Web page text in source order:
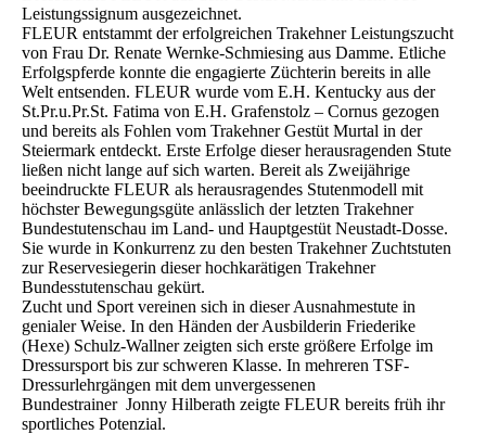
Leistungssignum ausgezeichnet.
FLEUR entstammt der erfolgreichen Trakehner Leistungszucht
von Frau Dr. Renate Wernke-Schmiesing aus Damme. Etliche
Erfolgspferde konnte die engagierte Züchterin bereits in alle
Welt entsenden. FLEUR wurde vom E.H. Kentucky aus der
St.Pr.u.Pr.St. Fatima von E.H. Grafenstolz – Cornus gezogen
und bereits als Fohlen vom Trakehner Gestüt Murtal in der
Steiermark entdeckt. Erste Erfolge dieser herausragenden Stute
ließen nicht lange auf sich warten. Bereit als Zweijährige
beeindruckte FLEUR als herausragendes Stutenmodell mit
höchster Bewegungsgüte anlässlich der letzten Trakehner
Bundestutenschau im Land- und Hauptgestüt Neustadt-Dosse.
Sie wurde in Konkurrenz zu den besten Trakehner Zuchtstuten
zur Reservesiegerin dieser hochkarätigen Trakehner
Bundesstutenschau gekürt.
Zucht und Sport vereinen sich in dieser Ausnahmestute in
genialer Weise. In den Händen der Ausbilderin Friederike
(Hexe) Schulz-Wallner zeigten sich erste größere Erfolge im
Dressursport bis zur schweren Klasse. In mehreren TSF-
Dressurlehrgängen mit dem unvergessenen
Bundestrainer Jonny Hilberath zeigte FLEUR bereits früh ihr
sportliches Potenzial.